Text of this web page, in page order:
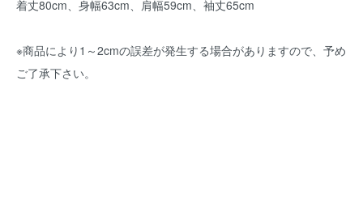
着丈80cm、身幅63cm、肩幅59cm、袖丈65cm
※商品により1～2cmの誤差が発生する場合がありますので、予め
ご了承下さい。